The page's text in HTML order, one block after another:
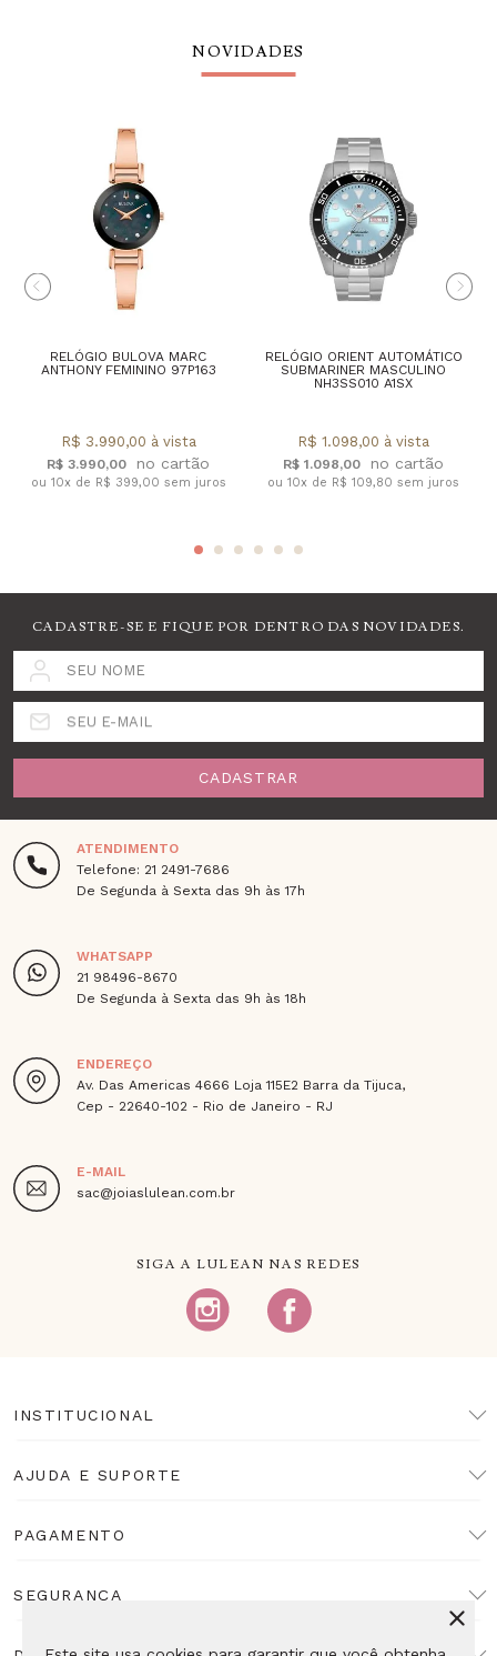
NOVIDADES
RELÓGIO BULOVA MARC
ANTHONY FEMININO 97P163
R$ 3.990,00
R$ 3.990,00 à vista
ou 10x de R$ 399,00 sem juros
RELÓGIO ORIENT AUTOMÁTICO
SUBMARINER MASCULINO
NH3SS010 A1SX
R$ 1.098,00
R$ 1.098,00 à vista
ou 10x de R$ 109,80 sem juros
CADASTRE-SE E FIQUE POR DENTRO DAS NOVIDADES.
SEU NOME
SEU E-MAIL
CADASTRAR
ATENDIMENTO
Telefone: 21 2491-7686
De Segunda à Sexta das 9h às 17h
WHATSAPP
21 98496-8670
De Segunda à Sexta das 9h às 18h
ENDEREÇO
Av. Das Americas 4666 Loja 115E2 Barra da Tijuca,
Cep - 22640-102 - Rio de Janeiro - RJ
E-MAIL
sac@joiaslulean.com.br
SIGA A LULEAN NAS REDES
INSTITUCIONAL
AJUDA E SUPORTE
PAGAMENTO
SEGURANÇA